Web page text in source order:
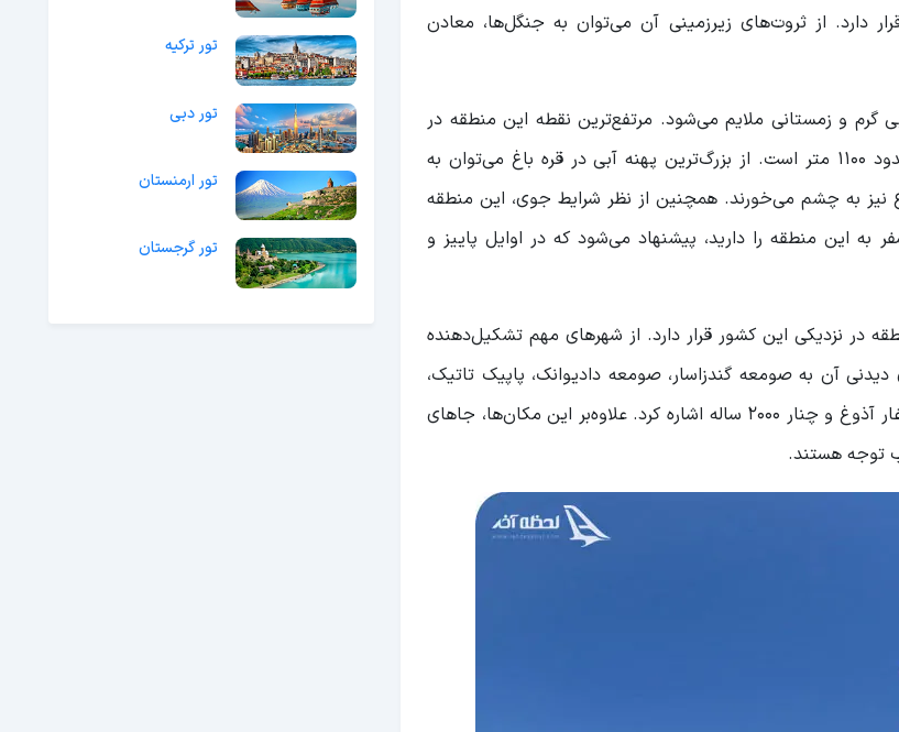
دارد. از ثروت‌های زیرزمینی آن می‌توان به جنگل‌ها، معادن
و زمستانی ملایم می‌شود. مرتفع‌ترین نقطه این منطقه در
ارتفاع 2725 متر قرار دارد. ارتفاع منطقه قره باغ از سطح دریا در حدود 1100 متر است. از بزرگ‌ترین پهنه آبی در قره باغ می‌توان به
آرتساخ بیش از 2000 گونه گیاهی متنوع نیز به چشم می‌خورند. همچنین از نظر شرایط جوی، این منطقه
این منطقه را دارید، پیشنهاد می‌شود که در اوایل پاییز و
در نزدیکی این کشور قرار دارد. از شهرهای مهم تشکیل‌دهنده
آن به صومعه گندزاسار، صومعه دادیوانک، پاپیک تاتیک،
کلیسای جامع قازانچتسوتس، تنگه هونوت، کلیسای کیش، دژ شوشی، غار آذوغ و چنار 2000 ساله اشاره کرد. علاوه‌بر این مکان‌ها، جاهای
توجه هستند.
تور ترکیه
تور دبی
تور ارمنستان
تور گرجستان